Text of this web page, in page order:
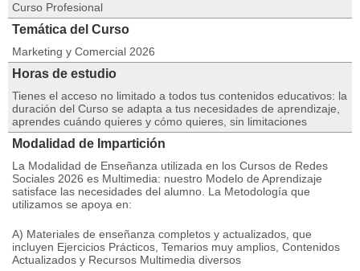
Curso Profesional
Temática del Curso
Marketing y Comercial 2026
Horas de estudio
Tienes el acceso no limitado a todos tus contenidos educativos: la
duración del Curso se adapta a tus necesidades de aprendizaje,
aprendes cuándo quieres y cómo quieres, sin limitaciones
Modalidad de Impartición
La Modalidad de Enseñanza utilizada en los Cursos de Redes
Sociales 2026 es Multimedia: nuestro Modelo de Aprendizaje
satisface las necesidades del alumno. La Metodología que
utilizamos se apoya en:
A) Materiales de enseñanza completos y actualizados, que
incluyen Ejercicios Prácticos, Temarios muy amplios, Contenidos
Actualizados y Recursos Multimedia diversos